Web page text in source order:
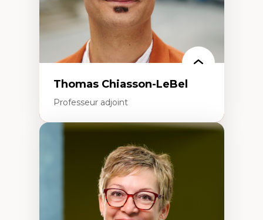
Thomas Chiasson-LeBel
Professeur adjoint
Théories du développement
Économie politique comparée
Élites économiques
Sociologie économique
Extractivisme
Classes sociales
Mouvements sociaux